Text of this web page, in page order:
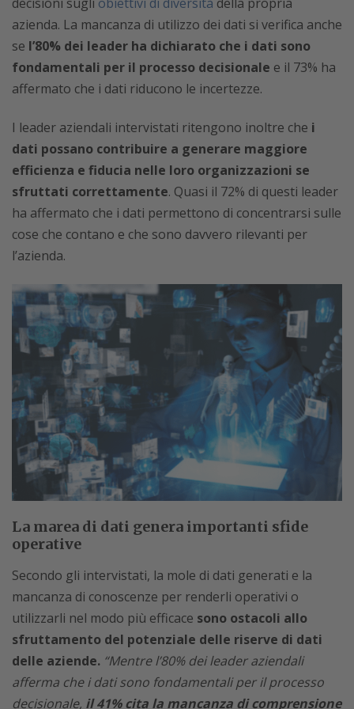
azienda. La mancanza di utilizzo dei dati si verifica anche
se l’80% dei leader ha dichiarato che i dati sono
fondamentali per il processo decisionale e il 73% ha
affermato che i dati riducono le incertezze.
I leader aziendali intervistati ritengono inoltre che i
dati possano contribuire a generare maggiore
efficienza e fiducia nelle loro organizzazioni se
sfruttati correttamente. Quasi il 72% di questi leader
ha affermato che i dati permettono di concentrarsi sulle
cose che contano e che sono davvero rilevanti per
l’azienda.
La marea di dati genera importanti sfide
operative
Secondo gli intervistati, la mole di dati generati e la
mancanza di conoscenze per renderli operativi o
utilizzarli nel modo più efficace sono ostacoli allo
sfruttamento del potenziale delle riserve di dati
delle aziende. “Mentre l’80% dei leader aziendali
afferma che i dati sono fondamentali per il processo
decisionale, il 41% cita la mancanza di comprensione